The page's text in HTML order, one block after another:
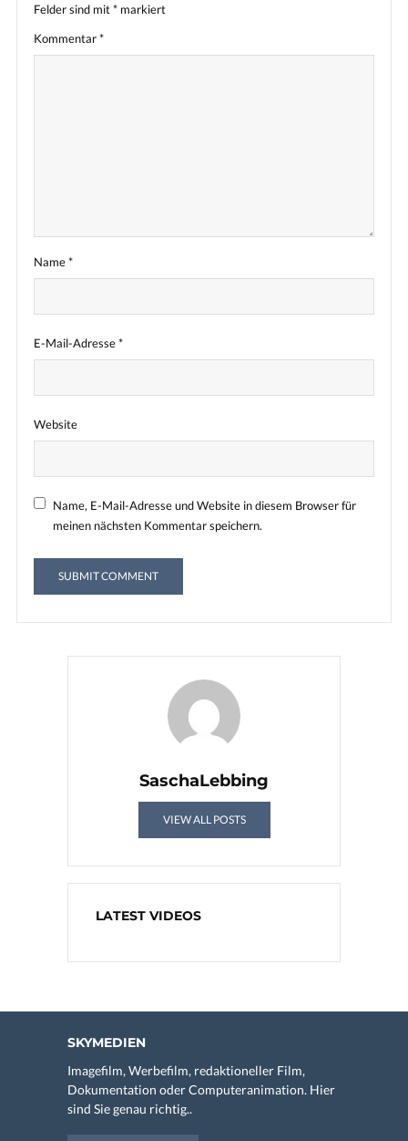
Felder sind mit* markiert
Kommentar*
Name*
E-Mail-Adresse*
Website
Name, E-Mail-Adresse und Website in diesem Browser für
meinen nächsten Kommentar speichern.
SaschaLebbing
VIEW ALL POSTS
LATEST VIDEOS
SKYMEDIEN
Imagefilm, Werbefilm, redaktioneller Film,
Dokumentation oder Computeranimation. Hier
sind Sie genau richtig..